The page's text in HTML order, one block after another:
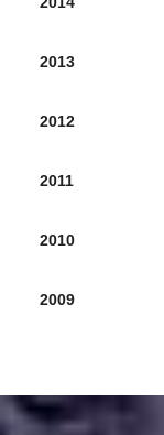
2013
2012
2011
2010
2009